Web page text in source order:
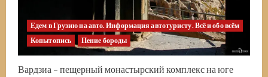
Едем в Грузию на авто. Информация автотуристу. Всё и обо всём
Копытопись
Пение бороды
Вардзиа – пещерный монастырский комплекс на юге